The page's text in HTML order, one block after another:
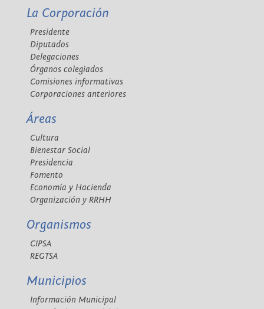
La Corporación
Presidente
Diputados
Delegaciones
Órganos colegiados
Comisiones informativas
Corporaciones anteriores
Áreas
Cultura
Bienestar Social
Presidencia
Fomento
Economía y Hacienda
Organización y RRHH
Organismos
CIPSA
REGTSA
Municipios
Información Municipal